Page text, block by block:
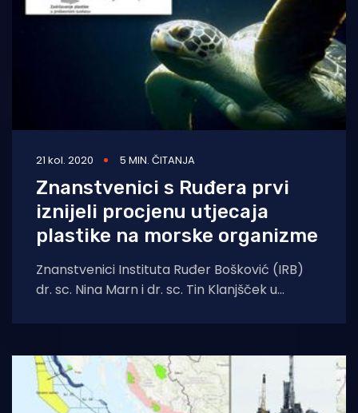
21 kol. 2020 5 MIN. ČITANJA
Znanstvenici s Ruđera prvi
iznijeli procjenu utjecaja
plastike na morske organizme
Znanstvenici Instituta Ruđer Bošković (IRB)
dr. sc. Nina Marn i dr. sc. Tin Klanjšček u